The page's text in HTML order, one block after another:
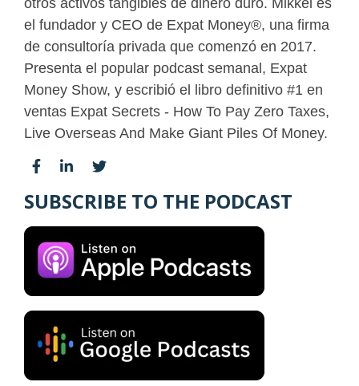
el fundador y CEO de Expat Money®, una firma
de consultoría privada que comenzó en 2017.
Presenta el popular podcast semanal, Expat
Money Show, y escribió el libro definitivo #1 en
ventas Expat Secrets - How To Pay Zero Taxes,
Live Overseas And Make Giant Piles Of Money.
SUBSCRIBE TO THE PODCAST